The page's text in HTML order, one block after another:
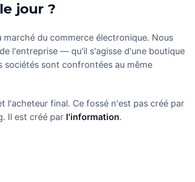
jour ?
du commerce électronique. Nous
l'entreprise — qu'il s'agisse d'une boutique
sont confrontées au même
l'acheteur final. Ce fossé n'est pas créé par
Il est créé par l'information.